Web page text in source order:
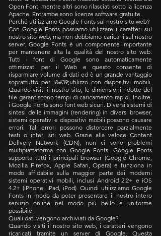
Open Font, mentre altri sono rilasciati sotto la licenza
Apache. Entrambe sono licenze software gratuite.
Perché utilizziamo Google Fonts sul nostro sito web?
Con Google Fonts possiamo utilizzare i caratteri sul
nostro sito web, ma non dobbiamo caricarli sul nostro
server. Google Fonts è un componente importante
per mantenere alta la qualità del nostro sito web.
Tutti i font di Google sono automaticamente
ottimizzati per il Web e questo consente di
risparmiare volume di dati ed è un grande vantaggio
soprattutto per l&#39;utilizzo con dispositivi mobili.
Quando visiti il nostro sito, le dimensioni ridotte del
file garantiscono tempi di caricamento rapidi. Inoltre,
i Google Fonts sono font web sicuri. Diversi sistemi di
sintesi delle immagini (rendering) in diversi browser,
sistemi operativi e dispositivi mobili possono causare
errori. Tali errori possono distorcere parzialmente
testi o interi siti web. Grazie alla veloce Content
Delivery Network (CDN), non ci sono problemi
multipiattaforma con Google Fonts. Google Fonts
supporta tutti i principali browser (Google Chrome,
Mozilla Firefox, Apple Safari, Opera) e funziona in
modo affidabile sulla maggior parte dei moderni
sistemi operativi mobili, inclusi Android 2.2+ e iOS
4.2+ (iPhone, iPad, iPod). Quindi utilizziamo Google
Fonts in modo da poter presentare il nostro intero
servizio online nel modo più bello e uniforme
possibile.
Quali dati vengono archiviati da Google?
Quando visiti il nostro sito web, i caratteri vengono
ricaricati tramite un server di Google. Questa